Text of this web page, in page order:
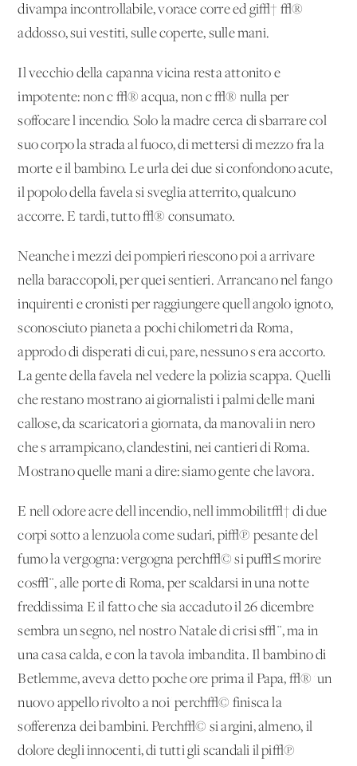
divampa incontrollabile, vorace corre ed gi√† √®
addosso, sui vestiti, sulle coperte, sulle mani.
Il vecchio della capanna vicina resta attonito e
impotente: non c'√® acqua, non c'√® nulla per
soffocare l'incendio. Solo la madre cerca di sbarrare col
suo corpo la strada al fuoco, di mettersi di mezzo fra la
morte e il bambino. Le urla dei due si confondono acute,
il popolo della favela si sveglia atterrito, qualcuno
accorre. E tardi, tutto √® consumato.
Neanche i mezzi dei pompieri riescono poi a arrivare
nella baraccopoli, per quei sentieri. Arrancano nel fango
inquirenti e cronisti per raggiungere quell'angolo ignoto,
sconosciuto pianeta a pochi chilometri da Roma,
approdo di disperati di cui, pare, nessuno s'era accorto.
La gente della favela nel vedere la polizia scappa. Quelli
che restano mostrano ai giornalisti i palmi delle mani
callose, da scaricatori a giornata, da manovali in nero
che s'arrampicano, clandestini, nei cantieri di Roma.
Mostrano quelle mani a dire: siamo gente che lavora.
E nell'odore acre dell'incendio, nell'immobilit√† di due
corpi sotto a lenzuola come sudari, pi√π pesante del
fumo la vergogna: vergogna perch√© si pu√≤ morire
cos√¨, alle porte di Roma, per scaldarsi in una notte
freddissima E il fatto che sia accaduto il 26 dicembre
sembra un segno, nel nostro Natale di crisi s√¨, ma in
una casa calda, e con la tavola imbandita. Il bambino di
Betlemme, aveva detto poche ore prima il Papa, √® 'un
nuovo appello rivolto a noi' perch√© finisca la
sofferenza dei bambini. Perch√© si argini, almeno, il
dolore degli innocenti, di tutti gli scandali il pi√π